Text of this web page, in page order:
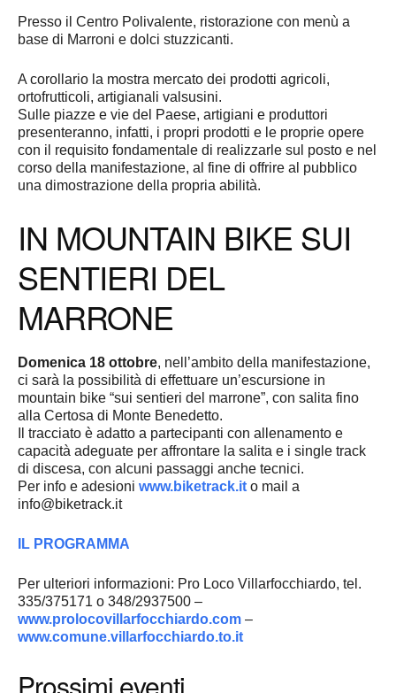
Presso il Centro Polivalente, ristorazione con menù a
base di Marroni e dolci stuzzicanti.
A corollario la mostra mercato dei prodotti agricoli,
ortofrutticoli, artigianali valsusini.
Sulle piazze e vie del Paese, artigiani e produttori
presenteranno, infatti, i propri prodotti e le proprie opere
con il requisito fondamentale di realizzarle sul posto e nel
corso della manifestazione, al fine di offrire al pubblico
una dimostrazione della propria abilità.
IN MOUNTAIN BIKE SUI
SENTIERI DEL
MARRONE
Domenica 18 ottobre, nell’ambito della manifestazione,
ci sarà la possibilità di effettuare un’escursione in
mountain bike “sui sentieri del marrone”, con salita fino
alla Certosa di Monte Benedetto.
Il tracciato è adatto a partecipanti con allenamento e
capacità adeguate per affrontare la salita e i single track
di discesa, con alcuni passaggi anche tecnici.
Per info e adesioni www.biketrack.it o mail a
info@biketrack.it
IL PROGRAMMA
Per ulteriori informazioni: Pro Loco Villarfocchiardo, tel.
335/375171 o 348/2937500 –
www.prolocovillarfocchiardo.com –
www.comune.villarfocchiardo.to.it
Prossimi eventi